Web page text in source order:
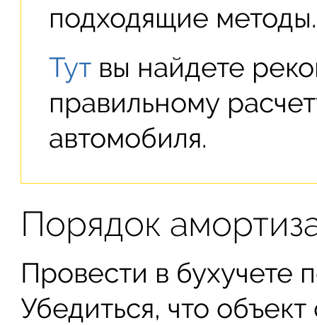
подходящие методы.
Тут вы найдете
правильному
автомобиля.
Порядок
Провести в бухучете
Убедиться, что